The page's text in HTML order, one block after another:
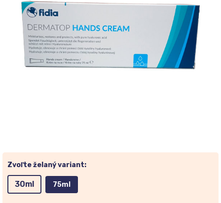
Zvoľte želaný variant:
30ml 75ml